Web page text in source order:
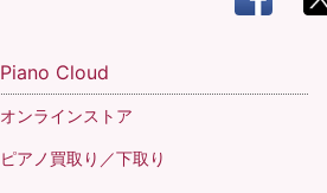
Piano Cloud
オンラインストア
ピアノ買取り／下取り